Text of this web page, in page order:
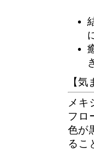
【
メキ
フロ
色が
るこ